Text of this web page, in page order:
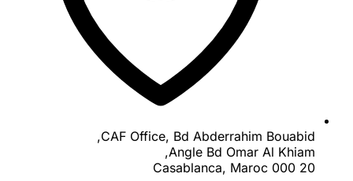
CAF Office, Bd Abderrahim Bouabid,
Angle Bd Omar Al Khiam,
20 000 Casablanca, Maroc